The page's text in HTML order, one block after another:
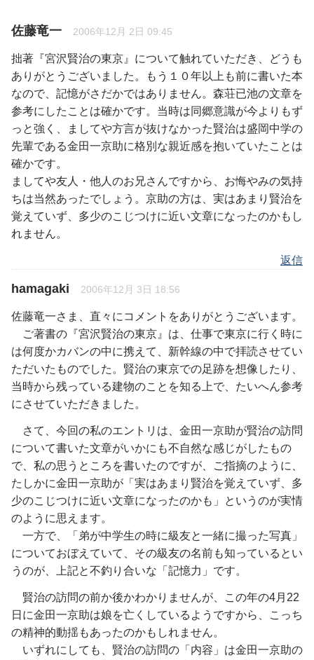
佐藤竜一 2006年12月 2日 09:45
拙著『宮沢賢治の東京』について触れていただき、どうも
ありがとうございました。もう１０年以上も前に書いた本
なので、記憶がさだかではありません。森荘已池の文章を
参考にしたことは確かです。当時は同郷意識が今よりもず
っと強く、ましてや方言が抜けなかった賢治は盛岡中学の
先輩である金田一京助に格別な親近感を抱いていたことは
確かです。
ましてや友人・他人のお兄さんですから、お悔やみの気持
ちは当然あったでしょう。京助の方は、実はあまり賢治を
覚えていず、多少のこじつけに近い文章になったのかもし
れません。
返信
hamagaki 2006年12月 3日 18:56
佐藤竜一さま、直々にコメントをありがとうございます。
ご著書の『宮沢賢治の東京』は、仕事で東京に行く時に
は何度かカバンの中に携えて、新幹線の中で拝読させてい
ただいたものでした。賢治の東京での足跡を想像したり、
当時から残っている建物のことを知る上で、たいへん参考
にさせていただきました。
さて、今回の私のエントリは、金田一京助が賢治の訪問
について書いた文章がいかにも不自然な感じがしたもの
で、私の思うところを書いたのですが、ご指摘のように、
たしかに金田一京助が「実はあまり賢治を覚えていず、多
少のこじつけに近い文章になったのかも」というのが実情
のように思えます。
一方で、「弟が中学生の時に級友と一緒に撮った写真」
についておぼえていて、その級友の名前も知っているとい
うのが、上記と不釣り合いな「記憶力」です。
賢治の訪問の前か後かわかりませんが、この年の4月22
日に金田一京助は娘を亡くしているようですから、こっち
の精神的動揺もあったのかもしれません。
いずれにしても、賢治の訪問の「内容」は金田一京助の